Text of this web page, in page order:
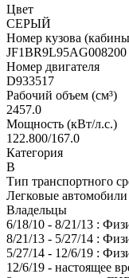
Цвет
СЕРЫЙ
Номер кузова
JF1BR9L95AG008200
Номер двигателя
D933517
Рабочий объем (см³)
2457.0
Мощность (кВт/л.с.)
122.800/167.0
Категория
В
Тип транспортного
Легковые
Владельцы
6/18/10 - 8/21/13 :
8/21/13 - 5/27/14 :
5/27/14 - 12/6/19 :
12/6/19 - настоящее